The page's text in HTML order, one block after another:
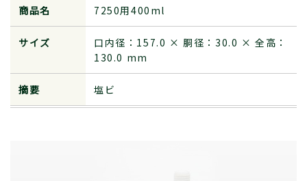
商品名 7250用400ml
サイズ
口内径：157.0 × 胴径：30.0 × 全高：
130.0 mm
摘要 塩ビ